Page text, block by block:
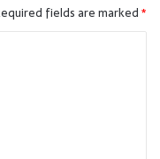
fields are marked*